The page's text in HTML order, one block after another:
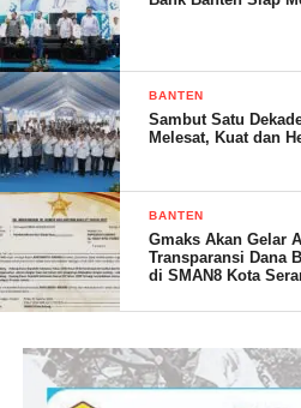
Ramadhan memaparkan
pimpinan komisi sidang etik
pelanggar belum pernah dihukum
pelanggaran, baik disiplin, kode
BANTEN
Sambut Satu
Melesat, Kuat dan
BANTEN
Gmaks Akan Gelar
Transparansi Dana
di SMAN8 Kota